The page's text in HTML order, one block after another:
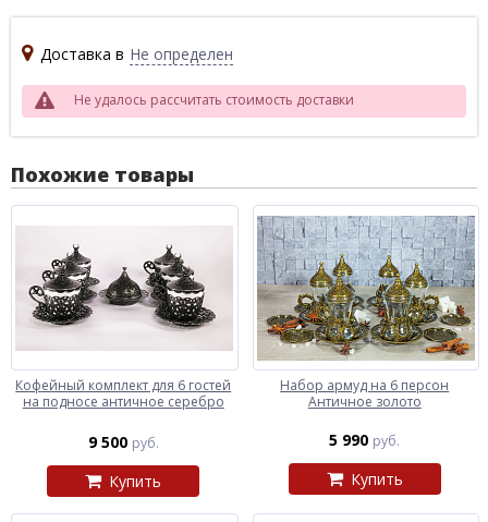
Доставка в Не определен
Не удалось рассчитать стоимость доставки
Похожие товары
Кофейный комплект для 6 гостей
на подносе античное серебро
9 500 руб.
Купить
Набор армуд на 6 персон
Античное золото
5 990 руб.
Купить